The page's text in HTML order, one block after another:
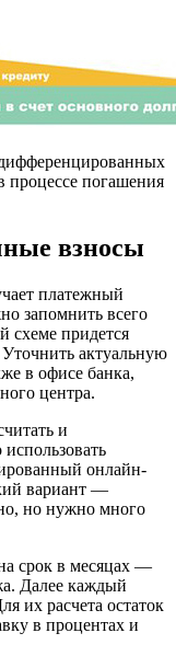
процессе погашения
взносы
платежный
запомнить всего
схеме придется
Уточнить актуальную
в офисе банка,
центра.
и
использовать
онлайн-
вариант —
но нужно много
срок в месяцах —
Далее каждый
их расчета остаток
в процентах и